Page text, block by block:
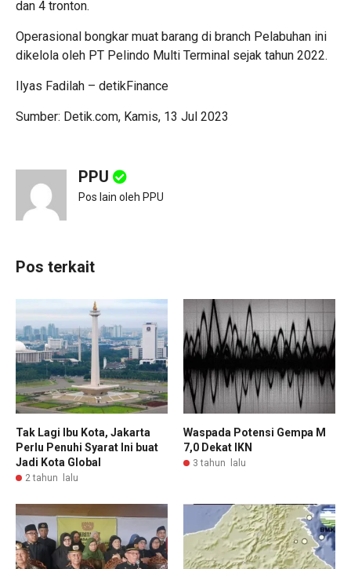
dan 4 tronton.
Operasional bongkar muat barang di branch Pelabuhan ini
dikelola oleh PT Pelindo Multi Terminal sejak tahun 2022.
Ilyas Fadilah – detikFinance
Sumber: Detik.com, Kamis, 13 Jul 2023
PPU
Pos lain oleh PPU
Pos terkait
Tak Lagi Ibu Kota, Jakarta
Perlu Penuhi Syarat Ini buat
Jadi Kota Global
2 tahun lalu
Waspada Potensi Gempa M
7,0 Dekat IKN
3 tahun lalu